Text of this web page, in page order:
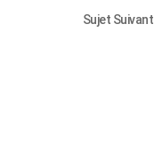
Sujet Suivant